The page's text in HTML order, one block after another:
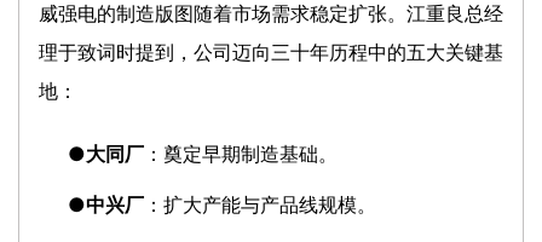
威强电的制造版图随着市场需求稳定扩张。江重良总经
理于致词时提到，公司迈向三十年历程中的五大关键基
地：
●大同厂 ：奠定早期制造基础。
●中兴厂 ：扩大产能与产品线规模。